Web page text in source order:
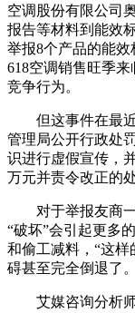
空调股份有限公司
报告等材料到能效
举报8个产品的能
618空调销售旺季
竞争行为。
但这事件在最近
管理局公开行政处
识进行虚假宣传，
万元并责令改正的
对于举报友商一
“破坏”会引起更多
和偷工减料，“这
碍甚至完全倒退了
艾媒咨询分析师